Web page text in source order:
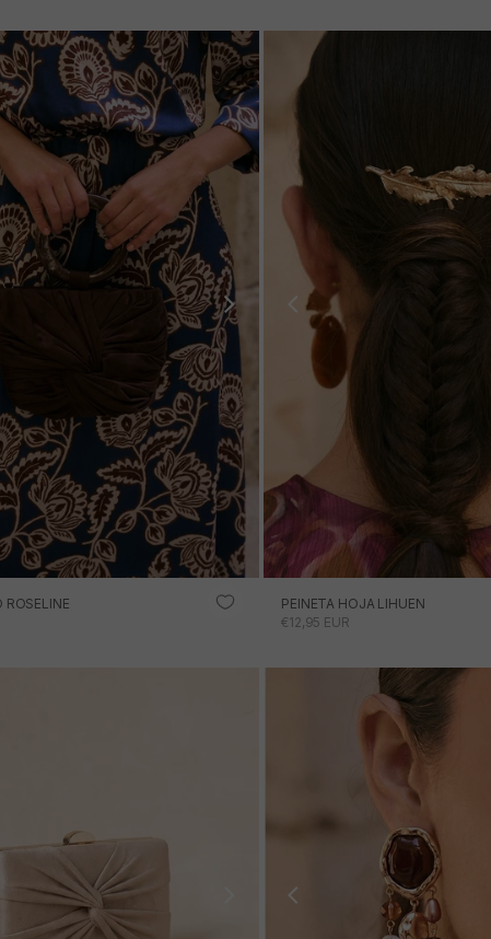
PEINETA HOJA LIHUEN
PRECIO DE OFERTA
€12,95 EUR